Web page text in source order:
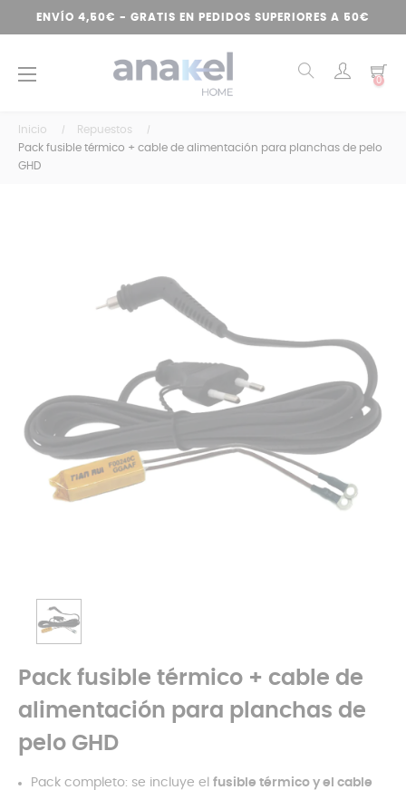
ENVÍO 4,50€ - GRATIS EN PEDIDOS SUPERIORES A 50€
Navegación
☰ 0
Inicio
Repuestos
Pack fusible térmico + cable de alimentación para planchas de pelo
GHD
Pack fusible térmico + cable de
alimentación para planchas de
pelo GHD
Pack completo: se incluye el fusible térmico y el cable